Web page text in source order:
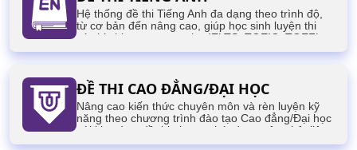
Hệ thống đề thi Tiếng Anh đa dạng theo trình độ,
từ cơ bản đến nâng cao, giúp học sinh luyện thi
các kỳ thi quan trọng như IELTS, TOEIC, TOEFL,
VSTEP,...
ĐỀ THI CAO ĐẲNG/ĐẠI HỌC
Nâng cao kiến thức chuyên môn và rèn luyện kỹ
năng theo chương trình đào tạo Cao đẳng/Đại học
với kho tàng đề thi phong phú, được cập nhật liên
tục, phục vụ cho các kỳ thi của sinh viên.